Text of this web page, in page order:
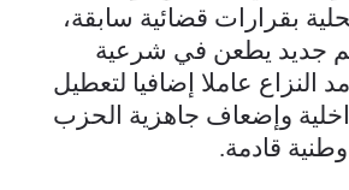
بقرارات قضائية سابقة،
جديد يطعن في شرعية
النزاع عاملا إضافيا لتعطيل
وإضعاف جاهزية الحزب
قادمة.